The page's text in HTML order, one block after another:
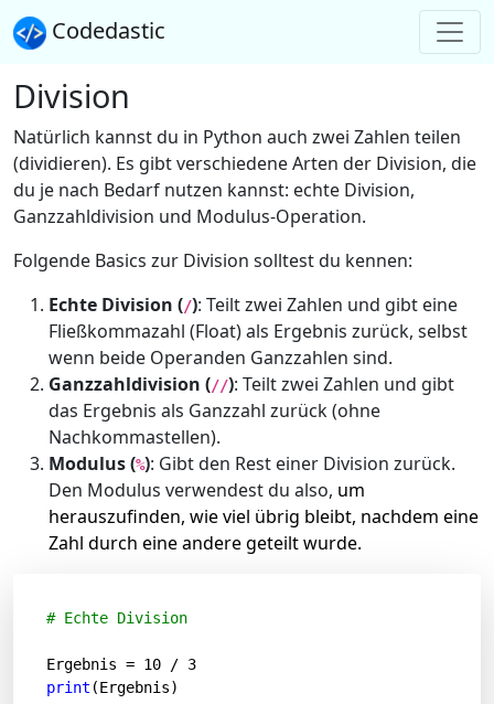
Codedastic
Division
Natürlich kannst du in Python auch zwei Zahlen teilen
(dividieren). Es gibt verschiedene Arten der Division, die
du je nach Bedarf nutzen kannst: echte Division,
Ganzzahldivision und Modulus-Operation.
Folgende Basics zur Division solltest du kennen:
Echte Division (/): Teilt zwei Zahlen und gibt eine
Fließkommazahl (Float) als Ergebnis zurück, selbst
wenn beide Operanden Ganzzahlen sind.
Ganzzahldivision (//): Teilt zwei Zahlen und gibt
das Ergebnis als Ganzzahl zurück (ohne
Nachkommastellen).
Modulus (%): Gibt den Rest einer Division zurück.
Den Modulus verwendest du also, um
herauszufinden, wie viel übrig bleibt, nachdem eine
Zahl durch eine andere geteilt wurde.
# Echte Division
Ergebnis = 10 / 3
print (Ergebnis)